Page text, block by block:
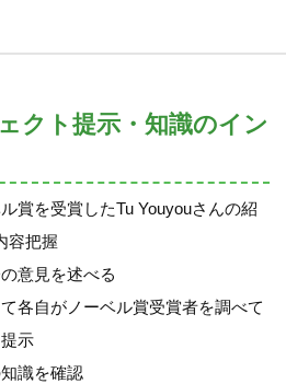
クト提示・知識のイン
賞を受賞したTu Youyouさんの紹
容把握
意見を述べる
各自がノーベル賞受賞者を調べて
示
識を確認